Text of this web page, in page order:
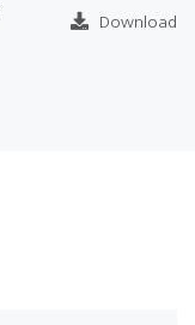
Download